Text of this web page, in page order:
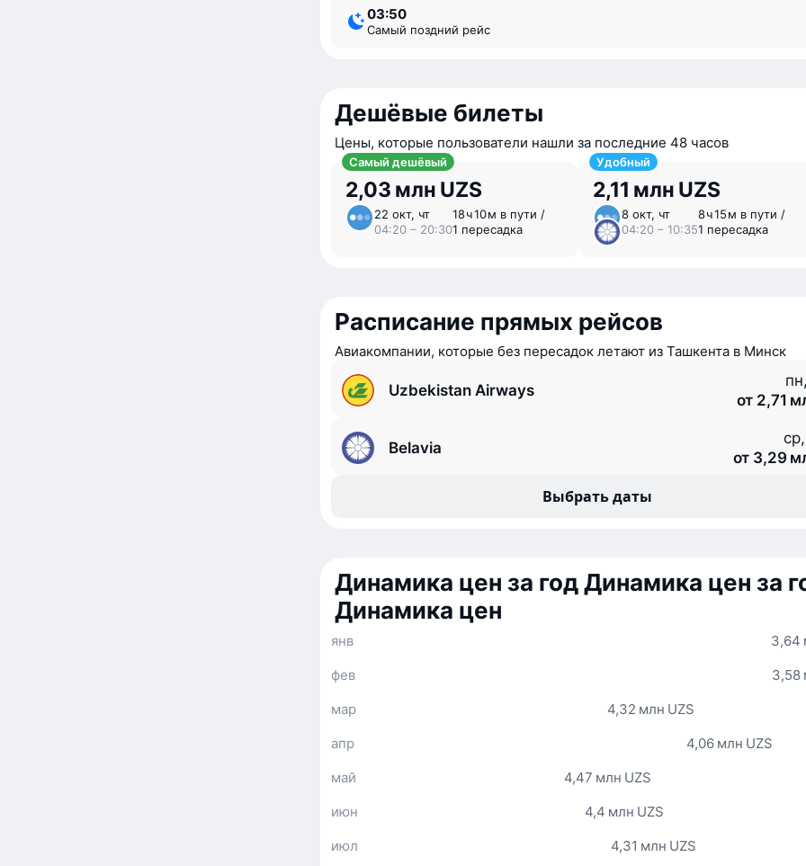
03:50
Самый поздний рейс
Дешёвые билеты
Цены, которые пользователи нашли за последние 48 часов
Самый дешёвый
2,03 млн UZS
22 окт, чт
04:20 – 20:30
18 ⁠ч 10 ⁠м в пути /
1 пересадка
Удобный
2,11 млн UZS
8 окт, чт
04:20 – 10:35
8 ⁠ч 15 ⁠м в пути /
1 пересадка
Расписание прямых рейсов
Авиакомпании, которые без пересадок летают из Ташкента в Минск
Uzbekistan Airways
от 2,71
Belavia
от 3,29
Выбрать даты
Динамика цен за годДинамика цен за
Динамика цен
3,64
янв
3,58
фев
4,32 млн UZS
мар
4,06 млн UZS
апр
4,47 млн UZS
май
4,4 млн UZS
июн
4,31 млн UZS
июл